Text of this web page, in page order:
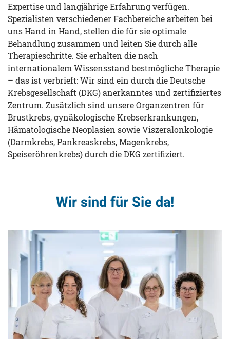
Expertise und langjährige Erfahrung verfügen.
Spezialisten verschiedener Fachbereiche arbeiten bei
uns Hand in Hand, stellen die für sie optimale
Behandlung zusammen und leiten Sie durch alle
Therapieschritte. Sie erhalten die nach
internationalem Wissensstand bestmögliche Therapie
– das ist verbrieft: Wir sind ein durch die Deutsche
Krebsgesellschaft (DKG) anerkanntes und zertifiziertes
Zentrum. Zusätzlich sind unsere Organzentren für
Brustkrebs, gynäkologische Krebserkrankungen,
Hämatologische Neoplasien sowie Viszeralonkologie
(Darmkrebs, Pankreaskrebs, Magenkrebs,
Speiseröhrenkrebs) durch die DKG zertifiziert.
Wir sind für Sie da!